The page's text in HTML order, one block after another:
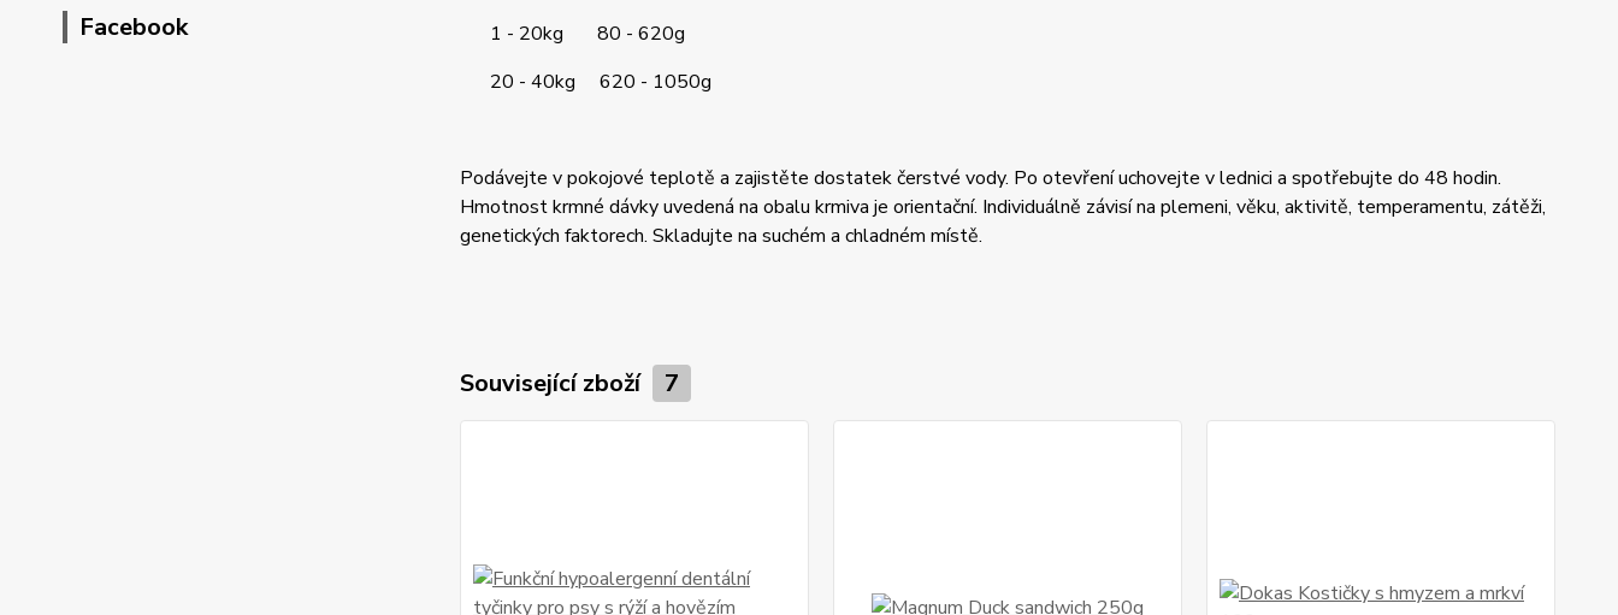
Facebook
1 - 20kg 80 - 620g
20 - 40kg 620 - 1050g
Podávejte v pokojové teplotě a zajistěte dostatek čerstvé vody. Po otevření uchovejte v lednici a spotřebujte do 48 hodin.
Hmotnost krmné dávky uvedená na obalu krmiva je orientační. Individuálně závisí na plemeni, věku, aktivitě, temperamentu, zátěži,
genetických faktorech. Skladujte na suchém a chladném místě.
Související zboží 7